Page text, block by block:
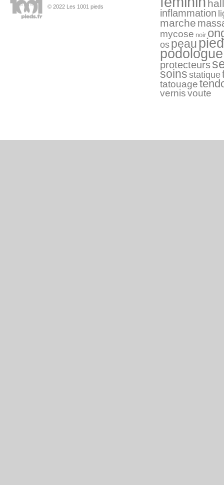
© 2022 Les 1001 pieds
inflammation
marche
mycose noir
ospeaupied
podologue
protecteurs
soins statique
tatouage
vernisvoute